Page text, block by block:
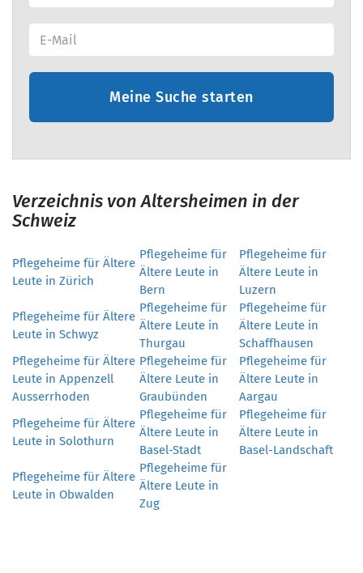
Meine Suche starten
Verzeichnis von Altersheimen in der
Schweiz
Pflegeheime für Ältere
Leute in Zürich
Pflegeheime für
Ältere Leute in
Bern
Pflegeheime für
Ältere Leute in
Luzern
Pflegeheime für Ältere
Leute in Schwyz
Pflegeheime für
Ältere Leute in
Thurgau
Pflegeheime für
Ältere Leute in
Schaffhausen
Pflegeheime für Ältere
Leute in Appenzell
Ausserrhoden
Pflegeheime für
Ältere Leute in
Graubünden
Pflegeheime für
Ältere Leute in
Aargau
Pflegeheime für Ältere
Leute in Solothurn
Pflegeheime für
Ältere Leute in
Basel-Stadt
Pflegeheime für
Ältere Leute in
Basel-Landschaft
Pflegeheime für Ältere
Leute in Obwalden
Pflegeheime für
Ältere Leute in
Zug